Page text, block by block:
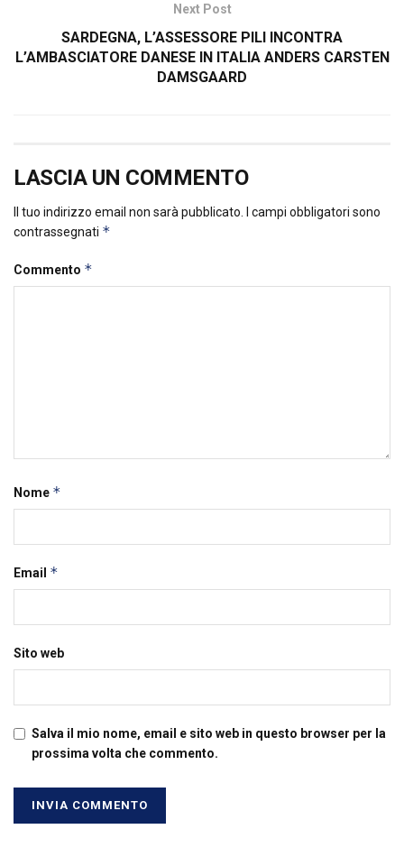
Next Post
SARDEGNA, L’ASSESSORE PILI INCONTRA
L’AMBASCIATORE DANESE IN ITALIA ANDERS CARSTEN
DAMSGAARD
LASCIA UN COMMENTO
Il tuo indirizzo email non sarà pubblicato.
I campi obbligatori sono
contrassegnati *
Commento *
Nome *
Email *
Sito web
Salva il mio nome, email e sito web in questo browser per la
prossima volta che commento.